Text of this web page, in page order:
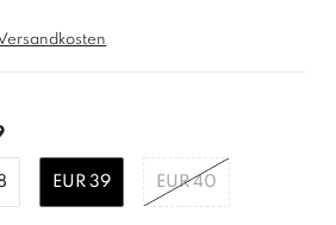
EUR 39 EUR 40